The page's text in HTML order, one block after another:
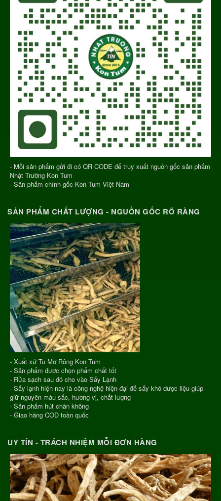
- Mỗi sản phẩm gửi đi có QR CODE để truy xuất nguồn gốc sản phẩm
Nhật Trường Kon Tum
- Sản phẩm chính gốc Kon Tum Việt Nam
SẢN PHẨM CHẤT LƯỢNG - NGUỒN GỐC RÕ RÀNG
- Xuất xứ Tu Mơ Rông Kon Tum
- Sản phẩm được chọn phẩm chất tốt
- Rửa sạch sau đó cho vào Sấy Lạnh
- Sấy lạnh hiện nay là công nghệ hiện đại để sấy khô dược liệu giúp
giữ nguyên màu sắc, hương vị, chất lượng
- Sản phẩm hút chân không
- Giao hàng COD toàn quốc
UY TÍN - TRÁCH NHIỆM MỖI ĐƠN HÀNG